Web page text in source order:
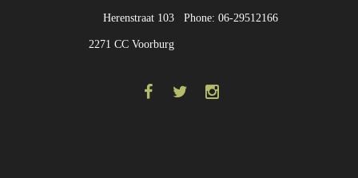
Phone: 06-29512166
Herenstraat 103
2271 CC Voorburg